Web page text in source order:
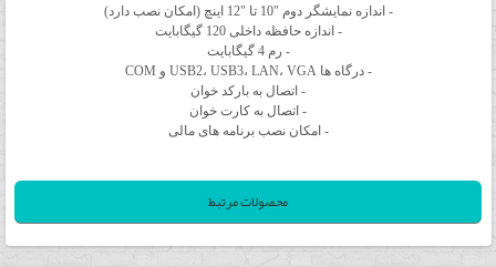
- اندازه نمایشگر دوم "10 تا "12 اینچ (امکان نصب دارد)
- اندازه حافظه داخلی 120 گیگابایت
- رم 4 گیگابایت
- درگاه ها USB2، USB3، LAN، VGA و COM
- اتصال به بارکد خوان
- اتصال به کارت خوان
- امکان نصب برنامه های مالی
محصولات مرتبط